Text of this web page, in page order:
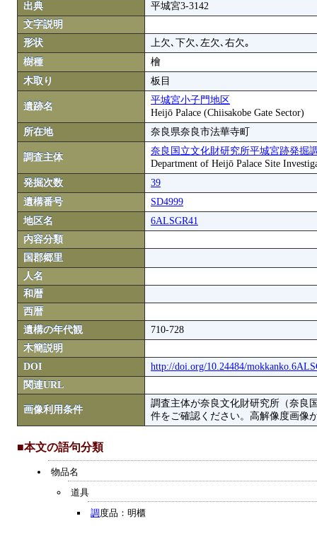
出典
平城宮3-3142
文字説明
形状
上欠､下欠､左欠､右欠｡
樹種
檜
木取り
板目
遺跡名
平城宮小子門地区
Heijō Palace (Chiisakobe Gate Sector)
所在地
奈良県奈良市法華寺町
調査主体
奈良国立文化財研究所平城宮跡発掘
Department of Heijō Palace Site
発掘次数
39
遺構番号
SD4999
地区名
6ALSGR41
内容分類
国郡郷里
人名
和暦
西暦
遺構の年代観
710-728
木簡説明
DOI
http://doi.org/10.24484/
関連URL
画像利用条件
調査主体が奈良文化財研究所（奈良
件をご確認ください。高解像度画像
■本文の語句分類
物品名
道具
調度品：明櫃